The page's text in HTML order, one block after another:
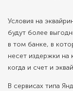
Условия на
будут более
в том банке, в
несет издержки
когда и счет и
В сервисах типа